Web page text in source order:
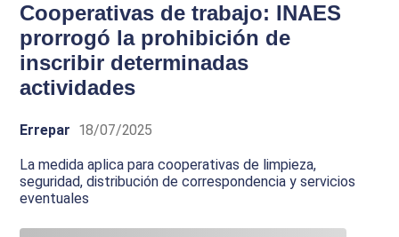
Cooperativas de trabajo: INAES
prorrogó la prohibición de
inscribir determinadas
actividades
Errepar 18/07/2025
La medida aplica para cooperativas de limpieza,
seguridad, distribución de correspondencia y servicios
eventuales